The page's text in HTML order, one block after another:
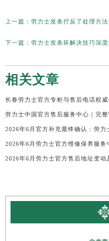
上一篇： 劳力士发条拧反了处理方
下一篇： 劳力士发条坏解决技巧深
相关文章